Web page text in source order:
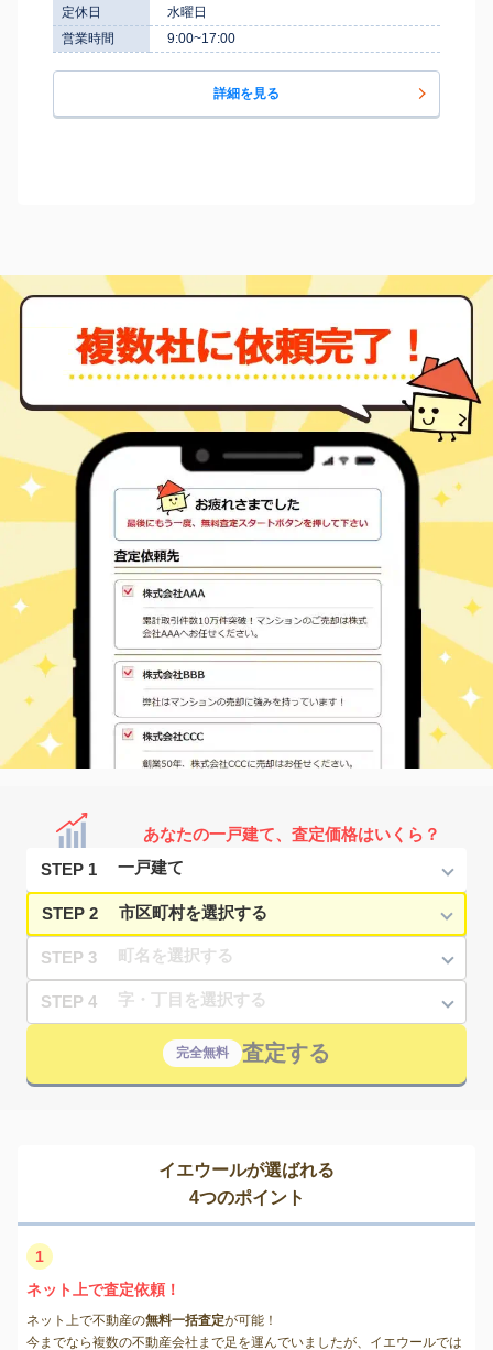
定休日
水曜日
営業時間
9:00~17:00
詳細を見る
あなたの一戸建て、査定価格はいくら？
STEP 1
STEP 2
STEP 3
STEP 4
完全無料 査定する
イエウールが選ばれる
4つのポイント
1
ネット上で査定依頼！
ネット上で不動産の無料一括査定が可能！
今までなら複数の不動産会社まで足を運んでいましたが、イエウールでは